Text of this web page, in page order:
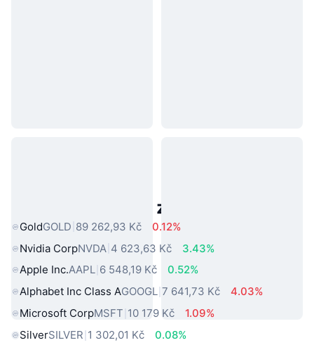
Populární aktiva z reálného světa
GoldGOLD 89 262,93 Kč
0.12%
Nvidia CorpNVDA 4 623,63 Kč
3.43%
Apple Inc.AAPL 6 548,19 Kč
0.52%
Alphabet Inc Class AGOOGL 7 641,73 Kč
4.03%
Microsoft CorpMSFT 10 179 Kč
1.09%
SilverSILVER 1 302,01 Kč
0.08%